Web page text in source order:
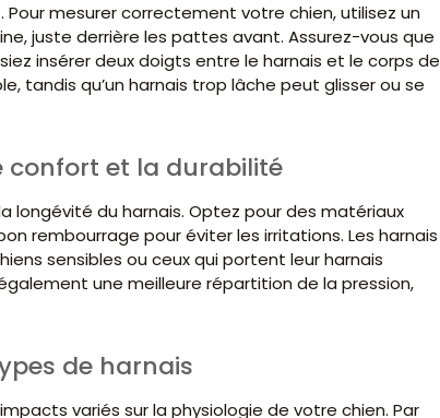
mesurer correctement votre chien, utilisez un
juste derrière les pattes avant. Assurez-vous que
insérer deux doigts entre le harnais et le corps de
tandis qu’un harnais trop lâche peut glisser ou se
confort et la durabilité
longévité du harnais. Optez pour des matériaux
rembourrage pour éviter les irritations. Les harnais
sensibles ou ceux qui portent leur harnais
une meilleure répartition de la pression,
de harnais
variés sur la physiologie de votre chien. Par